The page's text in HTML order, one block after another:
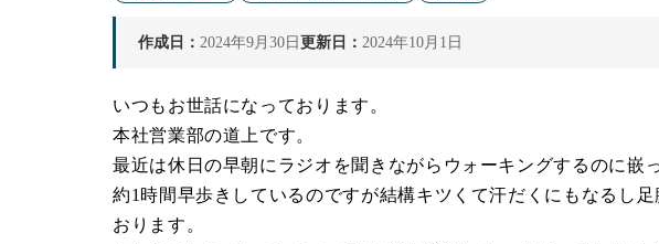
作成日： 2024年9月30日 更新日： 2024年10月1日
いつもお世話になっております。
本社営業部の道上です。
最近は休日の早朝にラジオを聞きながらウォーキングするのに嵌
約1時間早歩きしているのですが結構キツくて汗だくにもなるし
おります。